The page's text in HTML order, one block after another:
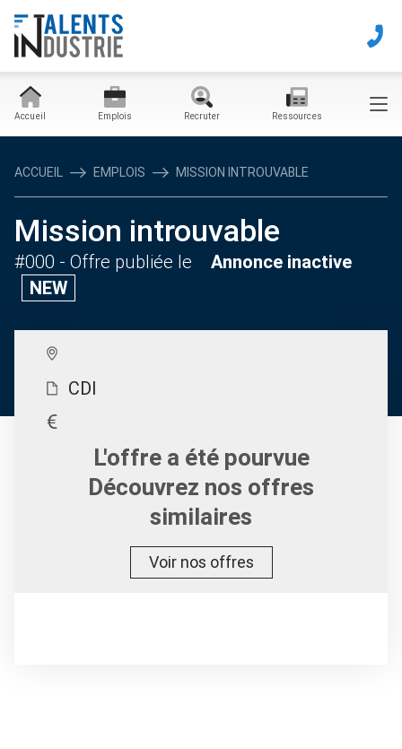
Accueil Emplois Recruter Ressources
ACCUEIL EMPLOIS MISSION INTROUVABLE
Mission introuvable
#000 - Offre publiée le
Annonce inactive
NEW
CDI
L'offre a été pourvue
Découvrez nos offres
similaires
Voir nos offres